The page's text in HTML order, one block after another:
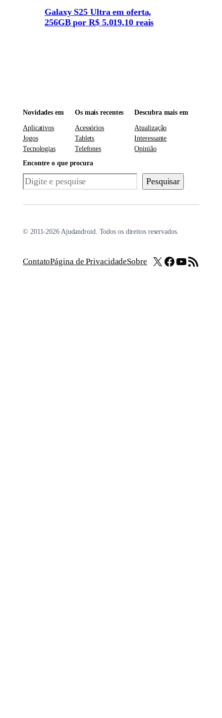
Galaxy S25 Ultra em oferta,
256GB por R$ 5.019,10 reais
Novidades em
Aplicativos
Jogos
Tecnologias
Os mais recentes
Acessórios
Tablets
Telefones
Descubra mais em
Atualização
Interessante
Opinião
Encontre o que procura
Pesquisar Pesquisar
© 2011-2026 Ajudandroid. Todos os direitos reservados.
ContatoPágina de PrivacidadeSobre X Facebook
Youtube
Feed RSS